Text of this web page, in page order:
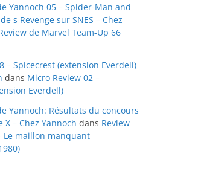
Yannoch 05 – Spider-Man and
s Revenge sur SNES – Chez
de Marvel Team-Up 66
– Spicecrest (extension Everdell)
dans Micro Review 02 –
Everdell)
Yannoch: Résultats du concours
– Chez Yannoch dans Review
Le maillon manquant